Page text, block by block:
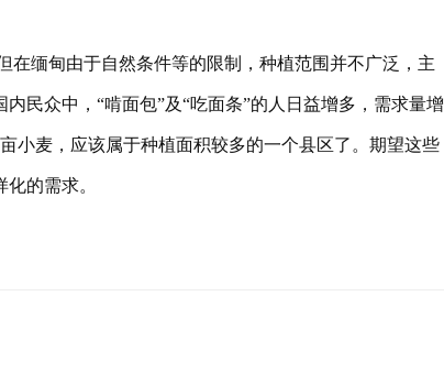
在缅甸由于自然条件等的限制，种植范围并不广泛，主
民众中，“啃面包”及“吃面条”的人日益增多，需求量增
小麦，应该属于种植面积较多的一个县区了。期望这些
的需求。